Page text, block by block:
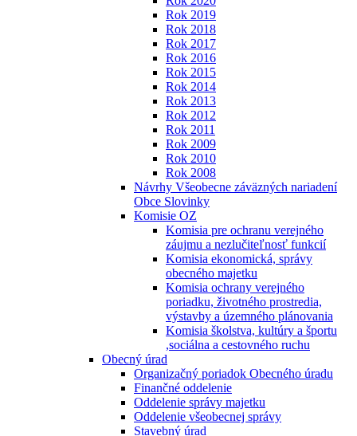
Rok 2019
Rok 2018
Rok 2017
Rok 2016
Rok 2015
Rok 2014
Rok 2013
Rok 2012
Rok 2011
Rok 2009
Rok 2010
Rok 2008
Návrhy Všeobecne záväzných nariadení
Obce Slovinky
Komisie OZ
Komisia pre ochranu verejného
záujmu a nezlučiteľnosť funkcií
Komisia ekonomická, správy
obecného majetku
Komisia ochrany verejného
poriadku, životného prostredia,
výstavby a územného plánovania
Komisia školstva, kultúry a športu
,sociálna a cestovného ruchu
Obecný úrad
Organizačný poriadok Obecného úradu
Finančné oddelenie
Oddelenie správy majetku
Oddelenie všeobecnej správy
Stavebný úrad